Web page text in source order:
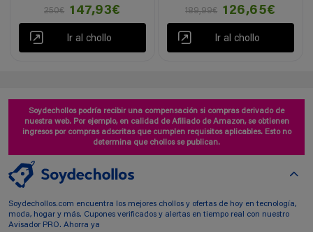
250€
147,93€
Ir al chollo
189,99€
126,65€
Ir al chollo
Soydechollos podría recibir una compensación si compras derivado de
nuestra web. Por ejemplo, en calidad de Afiliado de Amazon, se obtienen
ingresos por compras adscritas que cumplen requisitos aplicables. Esto no
determina que chollos se publican.
Soydechollos.com encuentra los mejores chollos y ofertas de hoy en tecnología,
moda, hogar y más. Cupones verificados y alertas en tiempo real con nuestro
Avisador PRO. Ahorra ya